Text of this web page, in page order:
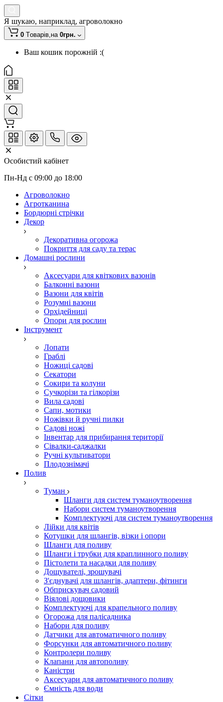
Я шукаю, наприклад, агроволокно
0 Tоварів,на 0грн.
Ваш кошик порожній :(
Особистий кабінет
Пн-Нд с 09:00 до 18:00
Агроволокно
Агротканина
Бордюрні стрічки
Декор
Декоративна огорожа
Покриття для саду та терас
Домашні рослини
Аксесуари для квіткових вазонів
Балконні вазони
Вазони для квітів
Розумні вазони
Орхідейниці
Опори для рослин
Інструмент
Лопати
Граблі
Ножиці садові
Секатори
Сокири та колуни
Сучкорізи та гілкорізи
Вила садові
Сапи, мотики
Ножівки й ручні пилки
Садові ножі
Інвентар для прибирання території
Сівалки-саджалки
Ручні культиватори
Плодознімачі
Полив
Туман
Шланги для систем туманоутворення
Набори систем туманоутворення
Комплектуючі для систем туманоутворення
Лійки для квітів
Котушки для шлангів, візки і опори
Шланги для поливу
Шланги і трубки для краплинного поливу
Пістолети та насадки для поливу
Дощувателі, зрошувачі
З'єднувачі для шлангів, адаптери, фітинги
Обприскувач садовий
Віялові дощовики
Комплектуючі для крапельного поливу
Огорожа для палісадника
Набори для поливу
Датчики для автоматичного поливу
Форсунки для автоматичного поливу
Контролери поливу
Клапани для автополиву
Каністри
Аксесуари для автоматичного поливу
Ємність для води
Сітки